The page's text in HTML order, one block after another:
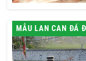
MẪU LAN CAN ĐÁ